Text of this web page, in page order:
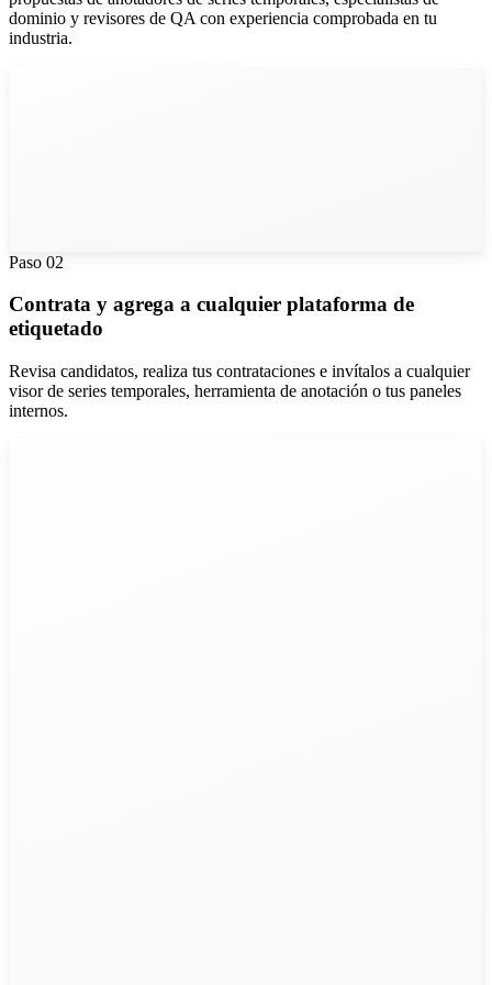
dominio y revisores de QA con experiencia comprobada en tu
industria.
Paso 02
Contrata y agrega a cualquier plataforma de
etiquetado
Revisa candidatos, realiza tus contrataciones e invítalos a cualquier
visor de series temporales, herramienta de anotación o tus paneles
internos.